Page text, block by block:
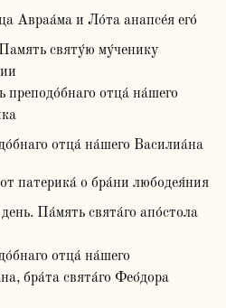
Авраа́ма и Ло́та анапсе́я его́
святу́ю му́ченику
преподо́бнаго отца́ на́шего
отца́ на́шего Василиа́на
патерика́ о бра́ни любодея́ния
Па́мять свята́го апо́стола
отца́ на́шего
бра́та свята́го Фео́дора